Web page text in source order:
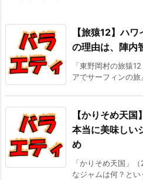
【旅猿12】ハ
の理由は、陣内
「東野岡村の旅猿
アでサーフィンの
【かりそめ天
本当に美味しい
め
「かりそめ天国」
なジャムは何？と